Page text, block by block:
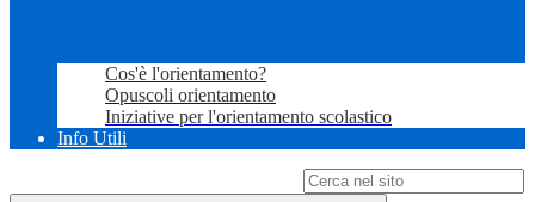
Cos'è l'orientamento?
Opuscoli orientamento
Iniziative per l'orientamento scolastico
Info Utili